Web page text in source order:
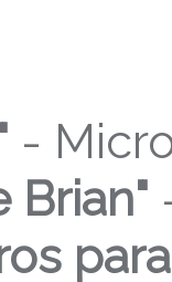
-
Brian"